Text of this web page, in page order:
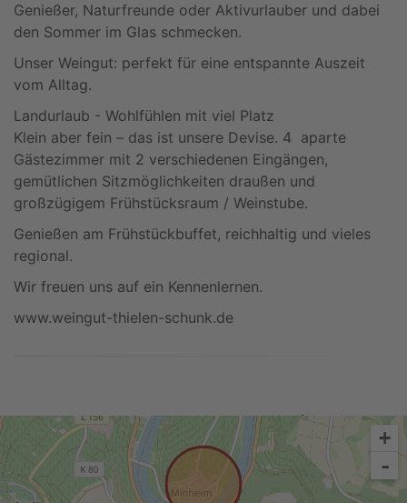
Genießer, Naturfreunde oder Aktivurlauber und dabei
den Sommer im Glas schmecken.
Unser Weingut: perfekt für eine entspannte Auszeit
vom Alltag.
Landurlaub - Wohlfühlen mit viel Platz
Klein aber fein – das ist unsere Devise. 4 aparte
Gästezimmer mit 2 verschiedenen Eingängen,
gemütlichen Sitzmöglichkeiten draußen und
großzügigem Frühstücksraum / Weinstube.
Genießen am Frühstückbuffet, reichhaltig und vieles
regional.
Wir freuen uns auf ein Kennenlernen.
www.weingut-thielen-schunk.de
Anzeige melden
+
-